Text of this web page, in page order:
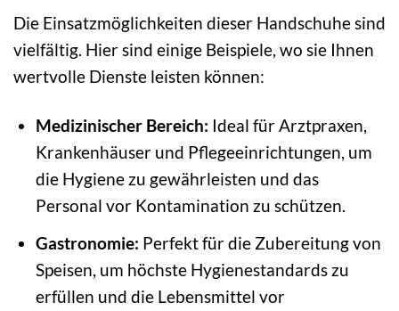
Die Einsatzmöglichkeiten dieser Handschuhe sind
vielfältig. Hier sind einige Beispiele, wo sie Ihnen
wertvolle Dienste leisten können:
Medizinischer Bereich: Ideal für Arztpraxen,
Krankenhäuser und Pflegeeinrichtungen, um
die Hygiene zu gewährleisten und das
Personal vor Kontamination zu schützen.
Gastronomie: Perfekt für die Zubereitung von
Speisen, um höchste Hygienestandards zu
erfüllen und die Lebensmittel vor